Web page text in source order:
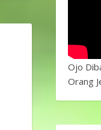
Ojo
Orang